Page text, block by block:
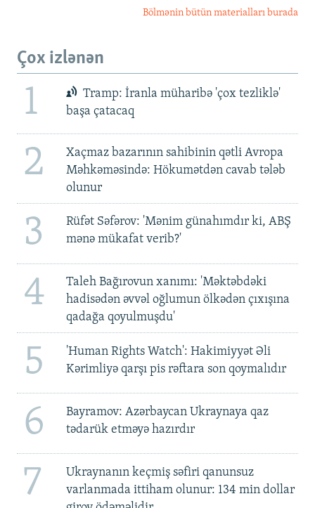
Bölmənin bütün materialları burada
Çox izlənən
1
Tramp: İranla müharibə 'çox tezliklə'
başa çatacaq
2
Xaçmaz bazarının sahibinin qətli Avropa
Məhkəməsində: Hökumətdən cavab tələb
olunur
3
Rüfət Səfərov: 'Mənim günahımdır ki, ABŞ
mənə mükafat verib?'
4
Taleh Bağırovun xanımı: 'Məktəbdəki
hadisədən əvvəl oğlumun ölkədən çıxışına
qadağa qoyulmuşdu'
5
'Human Rights Watch': Hakimiyyət Əli
Kərimliyə qarşı pis rəftara son qoymalıdır
6
Bayramov: Azərbaycan Ukraynaya qaz
tədarük etməyə hazırdır
7
Ukraynanın keçmiş səfiri qanunsuz
varlanmada ittiham olunur: 134 min dollar